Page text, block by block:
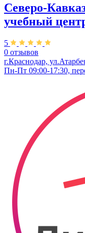
Северо-
учебный
5
0 отзывов
г.Краснодар,
Пн-Пт 09:00-17:30,